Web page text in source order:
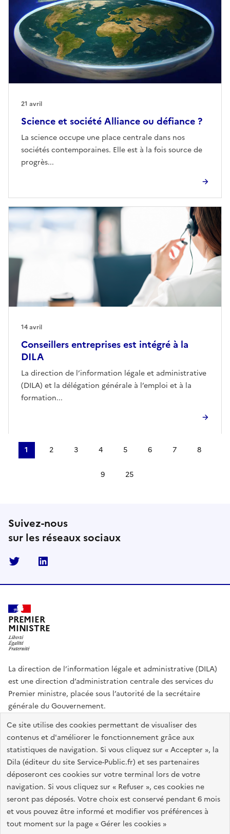
Ce site utilise des cookies permettant de visualiser des
contenus et d'améliorer le fonctionnement grâce aux
statistiques de navigation. Si vous cliquez sur « Accepter », la
Dila (éditeur du site Service-Public.fr) et ses partenaires
déposeront ces cookies sur votre terminal lors de votre
navigation. Si vous cliquez sur « Refuser », ces cookies ne
seront pas déposés. Votre choix est conservé pendant 6 mois
et vous pouvez être informé et modifier vos préférences à
tout moment sur la page « Gérer les cookies »
Science et société Alliance ou défiance ?
La science occupe une place centrale dans nos
sociétés contemporaines. Elle est à la fois source de
progrès...
21 avril
Conseillers entreprises est intégré à la
DILA
La direction de l’information légale et administrative
(DILA) et la délégation générale à l’emploi et à la
formation...
14 avril
1 2 3 4 5 6 7 8
9 Aller à la dernière page -
25
Suivez-nous
sur les réseaux sociaux
Twitter
PREMIER
MINISTRE
La direction de l’information légale et administrative (DILA)
est une direction d’administration centrale des services du
Premier ministre, placée sous l’autorité de la secrétaire
générale du Gouvernement.
info.gouv.fr
assemblee-nationale.fr
sénat.fr
Répertoire des informations publiques
Plan du site
Accessibilité des sites de la DILA
Mentions légales
Recrutement
Données personnelles et sécurité
Gestion des cookies